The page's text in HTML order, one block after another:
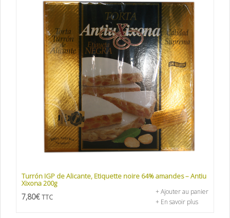
Turrón IGP de Alicante, Etiquette noire 64% amandes – Antiu
Xixona 200g
7,80€ TTC
+ Ajouter au panier
+ En savoir plus